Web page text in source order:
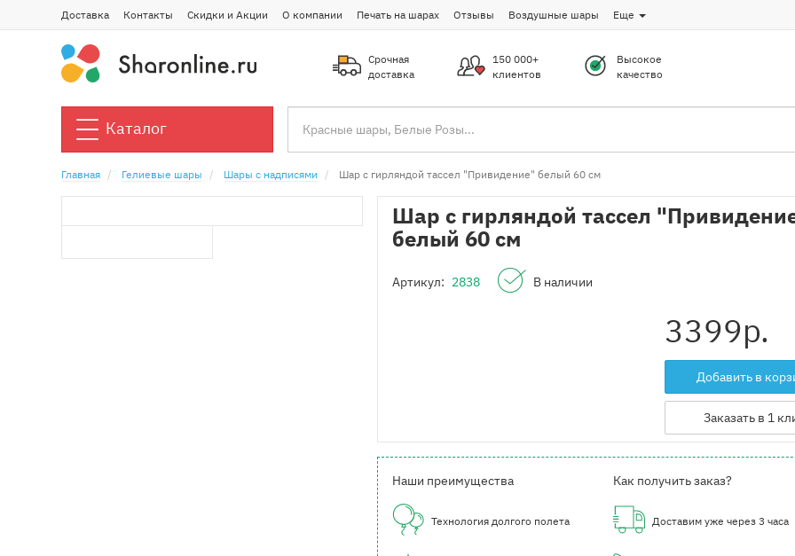
Доставка Контакты Скидки и Акции О компании Печать на шарах Отзывы Воздушные шары Еще
Срочная
доставка
150 000+
клиентов
Высокое
качество
Каталог
Главная Гелиевые шары Шары с надписями Шар с гирляндой тассел "Привидение" белый 60 см
Шар с гирляндой тассел
белый 60 см
Артикул: 2838 В наличии
3399р.
Добавить в
Заказать в 1
Наши преимущества
Технология долгого полета
Как получить заказ?
Доставим уже через 3 часа